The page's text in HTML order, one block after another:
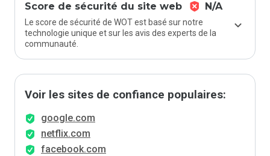
Score de sécurité du site web N/A
Le score de sécurité de WOT est basé sur notre
technologie unique et sur les avis des experts de la
communauté.
Voir les sites de confiance populaires:
google.com
netflix.com
facebook.com